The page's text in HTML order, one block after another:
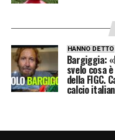
HANNO DETTO
Bargiggia:
svelo cosa
della FIGC.
calcio